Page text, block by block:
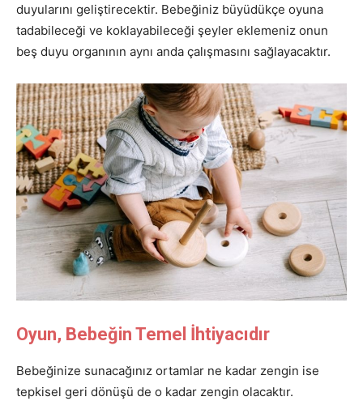
duyularını geliştirecektir. Bebeğiniz büyüdükçe oyuna
tadabileceği ve koklayabileceği şeyler eklemeniz onun
beş duyu organının aynı anda çalışmasını sağlayacaktır.
Oyun, Bebeğin Temel İhtiyacıdır
Bebeğinize sunacağınız ortamlar ne kadar zengin ise
tepkisel geri dönüşü de o kadar zengin olacaktır.